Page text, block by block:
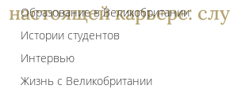
Образование в Великобритании
Истории студентов
Интервью
Жизнь с Великобритании
настоящей карьере: